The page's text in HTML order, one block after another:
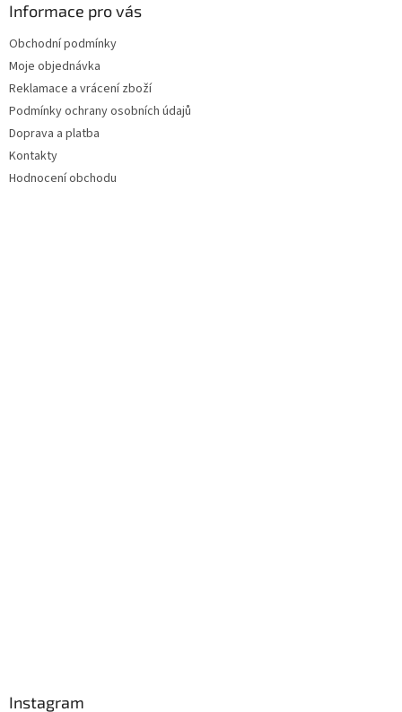
Informace pro vás
Obchodní podmínky
Moje objednávka
Reklamace a vrácení zboží
Podmínky ochrany osobních údajů
Doprava a platba
Kontakty
Hodnocení obchodu
Instagram